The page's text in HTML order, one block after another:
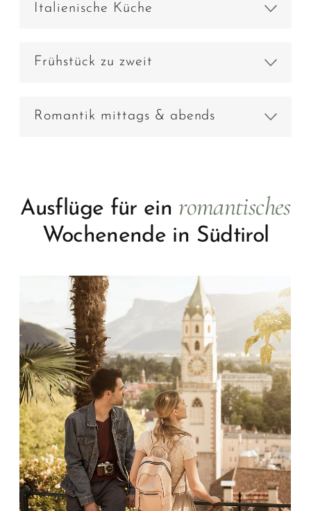
Italienische Küche
Frühstück zu zweit
Romantik mittags & abends
Ausflüge für ein romantisches
Wochenende in Südtirol